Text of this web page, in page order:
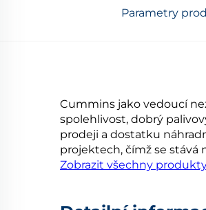
Parametry
Cummins jako vedoucí
spolehlivost, dobrý
prodeji a dostatku
projektech, čímž se stává
Zobrazit všechny